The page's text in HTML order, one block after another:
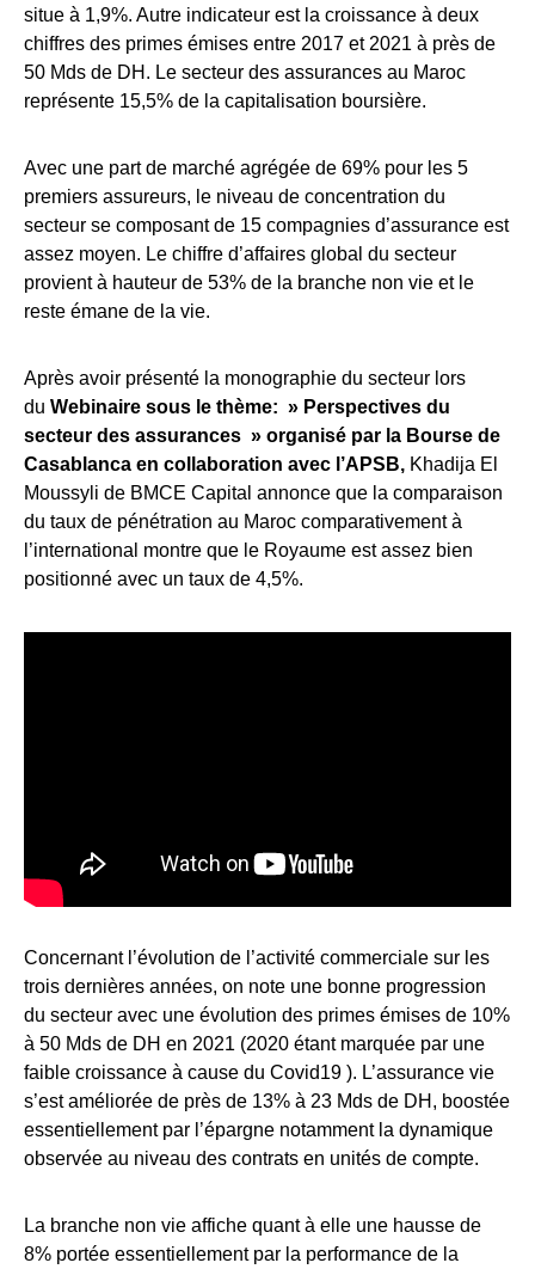
situe à 1,9%. Autre indicateur est la croissance à deux
chiffres des primes émises entre 2017 et 2021 à près de
50 Mds de DH. Le secteur des assurances au Maroc
représente 15,5% de la capitalisation boursière.
Avec une part de marché agrégée de 69% pour les 5
premiers assureurs, le niveau de concentration du
secteur se composant de 15 compagnies d’assurance est
assez moyen. Le chiffre d’affaires global du secteur
provient à hauteur de 53% de la branche non vie et le
reste émane de la vie.
Après avoir présenté la monographie du secteur lors
du Webinaire sous le thème: » Perspectives du
secteur des assurances » organisé par la Bourse de
Casablanca en collaboration avec l’APSB, Khadija El
Moussyli de BMCE Capital annonce que la comparaison
du taux de pénétration au Maroc comparativement à
l’international montre que le Royaume est assez bien
positionné avec un taux de 4,5%.
Concernant l’évolution de l’activité commerciale sur les
trois dernières années, on note une bonne progression
du secteur avec une évolution des primes émises de 10%
à 50 Mds de DH en 2021 (2020 étant marquée par une
faible croissance à cause du Covid19 ). L’assurance vie
s’est améliorée de près de 13% à 23 Mds de DH, boostée
essentiellement par l’épargne notamment la dynamique
observée au niveau des contrats en unités de compte.
La branche non vie affiche quant à elle une hausse de
8% portée essentiellement par la performance de la